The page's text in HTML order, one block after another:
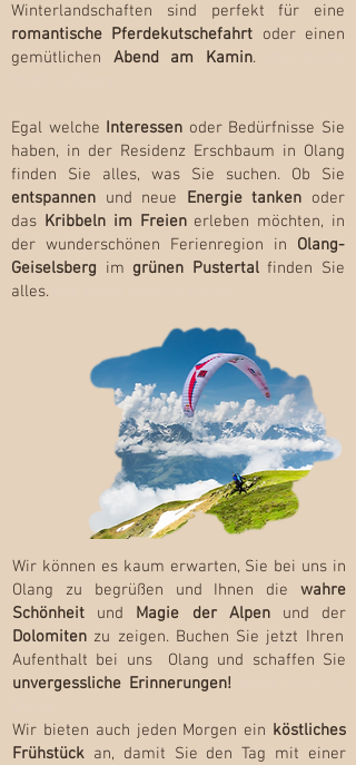
Winterlandschaften sind perfekt für eine
romantische Pferdekutschefahrt oder einen
gemütlichen Abend am Kamin.
Egal welche Interessen oder Bedürfnisse Sie
haben, in der Residenz Erschbaum in Olang
finden Sie alles, was Sie suchen. Ob Sie
entspannen und neue Energie tanken oder
das Kribbeln im Freienerleben möchten, in
der wunderschönen Ferienregion in Olang-
Geiselsberg im grünen Pustertalfinden Sie
alles.
Wir können es kaum erwarten, Sie bei uns in
Olang zu begrüßen und Ihnen die wahre
Schönheit und Magie der Alpen und der
Dolomiten zu zeigen. Buchen Sie jetzt Ihren
Aufenthalt bei uns Olang und schaffen Sie
unvergessliche Erinnerungen!
Wir bieten auch jeden Morgen ein köstliches
Frühstück an, damit Sie den Tag mit einer